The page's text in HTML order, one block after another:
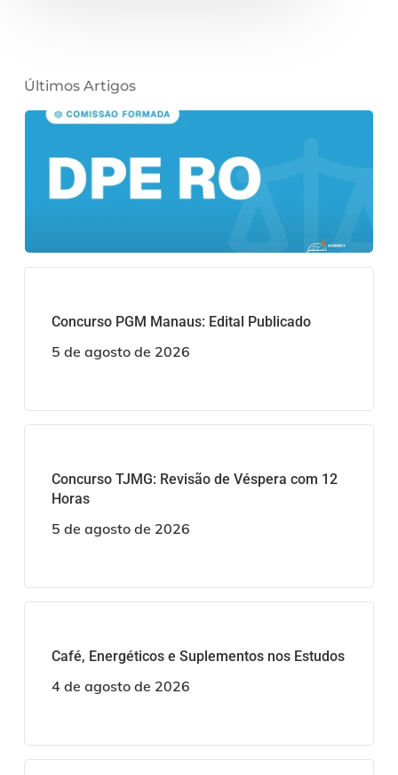
Últimos Artigos
Concurso PGM Manaus: Edital Publicado
5 de agosto de 2026
Concurso TJMG: Revisão de Véspera com 12
Horas
5 de agosto de 2026
Café, Energéticos e Suplementos nos Estudos
4 de agosto de 2026